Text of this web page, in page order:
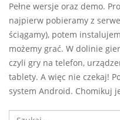
Pełne wersje oraz demo.
najpierw pobieramy z
ściągamy), potem
możemy grać. W dolinie
czyli gry na telefon,
tablety. A więc nie czekaj!
system Android. Chomikuj